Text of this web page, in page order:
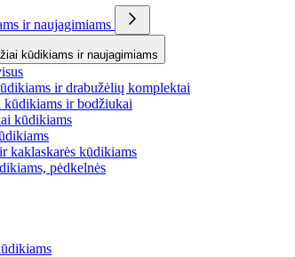
ir naujagimiams
kūdikiams ir naujagimiams
ir drabužėlių komplektai
kūdikiams ir bodžiukai
kūdikiams
kaklaskarės kūdikiams
pėdkelnės